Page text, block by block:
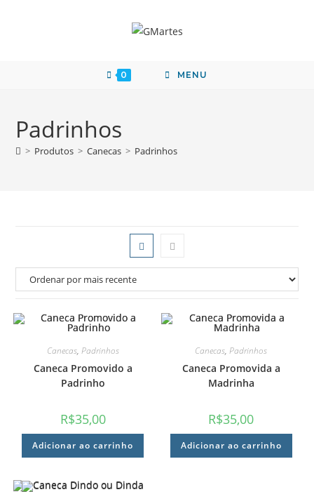
0 MENU
Padrinhos
> Produtos > Canecas > Padrinhos
Canecas, Padrinhos
Caneca Promovido a
Padrinho
R$35,00
Adicionar ao carrinho
Canecas,Padrinhos
Caneca Promovida a
Madrinha
R$35,00
Adicionar ao carrinho